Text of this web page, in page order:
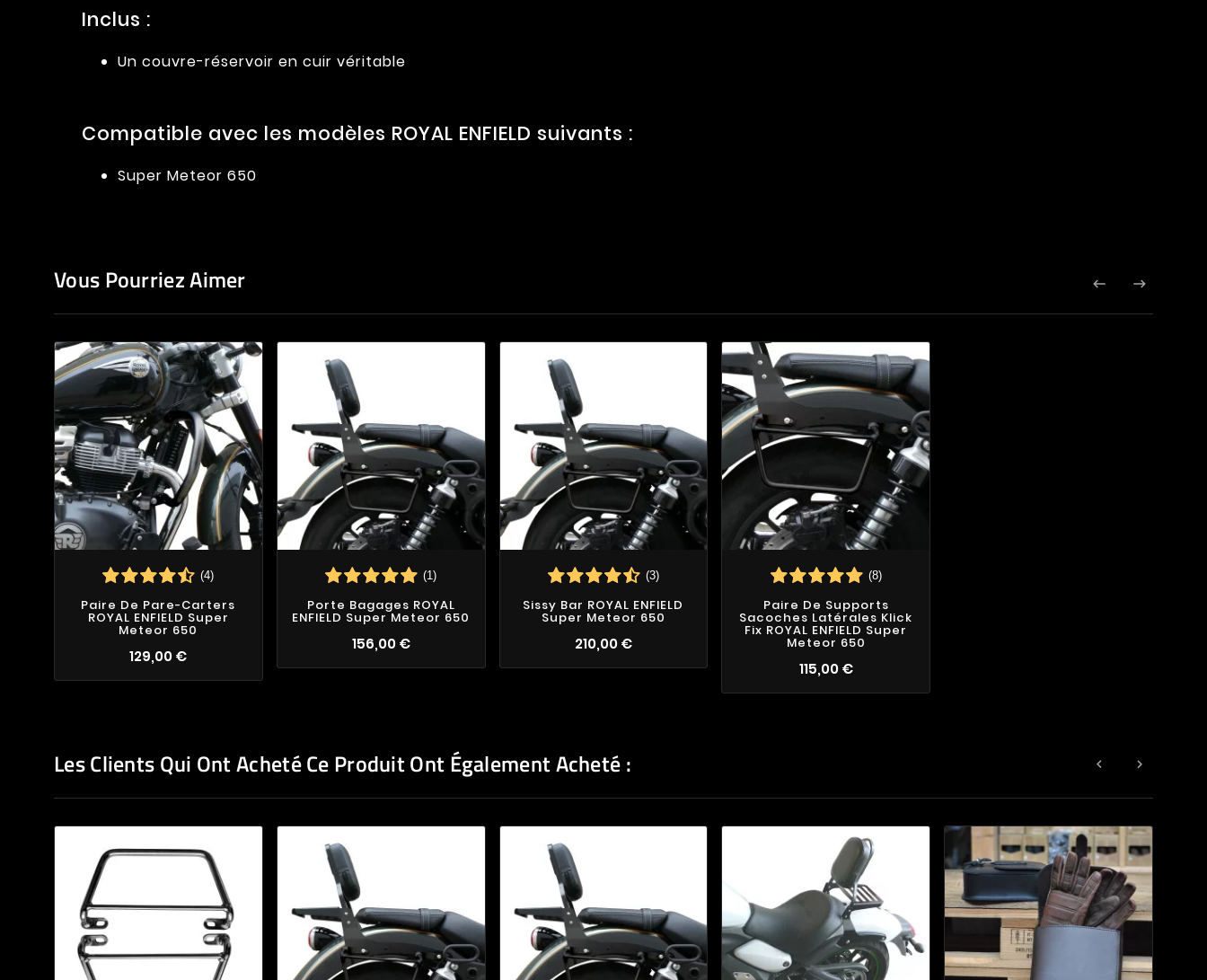
Inclus :
Un couvre-réservoir en cuir véritable
Compatible avec les modèles ROYAL ENFIELD suivants :
Super Meteor 650
Vous Pourriez Aimer  
(4)
Paire De Pare-Carters
ROYAL ENFIELD Super
Meteor 650
129,00 €
(1)
Porte Bagages ROYAL
ENFIELD Super Meteor 650
156,00 €
(3)
Sissy Bar ROYAL ENFIELD
Super Meteor 650
210,00 €
(8)
Paire De Supports
Sacoches Latérales Klick
Fix ROYAL ENFIELD Super
Meteor 650
115,00 €
Les Clients Qui Ont Acheté Ce Produit Ont Également Acheté :  